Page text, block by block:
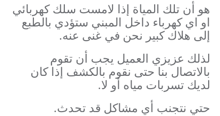
هو أن تلك المياة إذا لامست سلك كهربائي
او اي كهرباء داخل المبني ستؤدي بالطبع
إلى هلاك كبير نحن في غنى عنه.
لذلك عزيزي العميل يجب أن تقوم
بالاتصال بنا حتى نقوم بالكشف إذا كان
لديك تسربات مياه أو لا.
حتي نتجنب أي مشاكل قد تحدث.